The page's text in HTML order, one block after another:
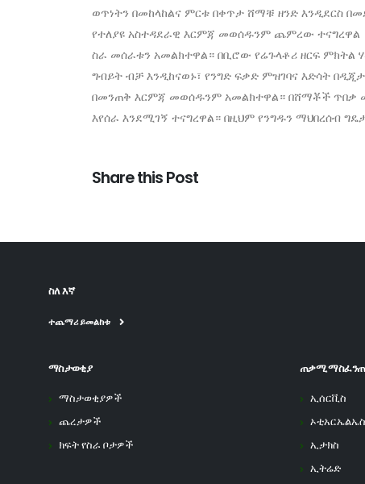
ወጥነትን በመከላከልና ምርቱ በቀጥታ ሸማቹ ዘንድ እንዲደርስ
የተለያዩ አስተዳደራዊ እርምጃ መወሰዱንም ጨምረው ተናግረዋል
ስራ መሰራቱን አመልክተዋል። በቢሮው የሬጉላቶሪ ዘርፍ ምክትል
ግብይት ብቻ እንዲከናወኑ፣ የንግድ ፍቃድ ምዝገባና እድሳት
በመንጠቅ እርምጃ መወሰዱንም አመልክተዋል። በሸማቾች ጥበቃ
እየሰራ እንደሚገኝ ተናግረዋል። በዚህም የንግዱን ማህበረሰብ
Share this Post
ስለ እኛ
ተጨማሪ ይመልከቱ
ማስታወቂያ
ማስታወቂያዎች
ጨረታዎች
ክፍት የስራ ቦታዎች
ጠቃሚ
ኢሰርቪስ
ኦቲአርኤልኤስ
ኢታክስ
ኢትሬድ